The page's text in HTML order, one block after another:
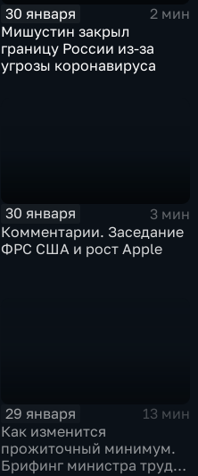
30 января
2 мин
Мишустин закрыл
границу России из-за
угрозы коронавируса
30 января
3 мин
Комментарии. Заседание
ФРС США и рост Apple
29 января
13 мин
Как изменится
прожиточный минимум.
Брифинг министра труда